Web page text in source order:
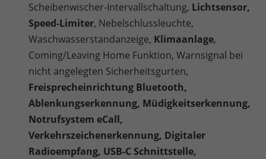
Scheibenwischer-Intervallschaltung, Lichtsensor,
Speed-Limiter, Nebelschlussleuchte,
Waschwasserstandanzeige, Klimaanlage,
Coming/Leaving Home Funktion, Warnsignal bei
nicht angelegten Sicherheitsgurten,
Freisprecheinrichtung Bluetooth,
Ablenkungserkennung, Müdigkeitserkennung,
Notrufsystem eCall,
Verkehrszeichenerkennung, Digitaler
Radioempfang, USB-C Schnittstelle,